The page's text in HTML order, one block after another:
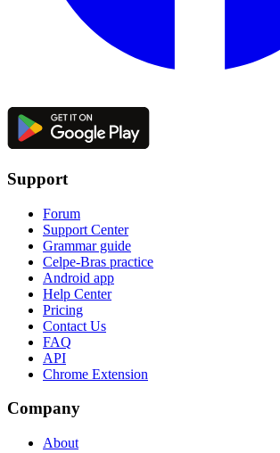
Support
Forum
Support Center
Grammar guide
Celpe-Bras practice
Android app
Help Center
Pricing
Contact Us
FAQ
API
Chrome Extension
Company
About